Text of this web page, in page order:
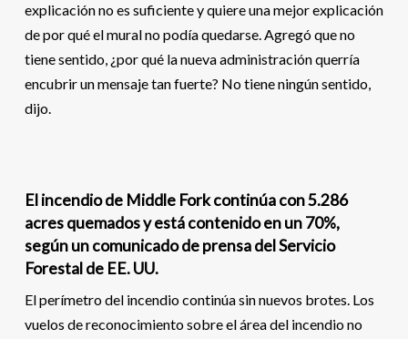
explicación no es suficiente y quiere una mejor explicación
de por qué el mural no podía quedarse. Agregó que no
tiene sentido, ¿por qué la nueva administración querría
encubrir un mensaje tan fuerte? No tiene ningún sentido,
dijo.
El incendio de Middle Fork continúa con 5.286
acres quemados y está contenido en un 70%,
según un comunicado de prensa del Servicio
Forestal de EE. UU.
El perímetro del incendio continúa sin nuevos brotes. Los
vuelos de reconocimiento sobre el área del incendio no